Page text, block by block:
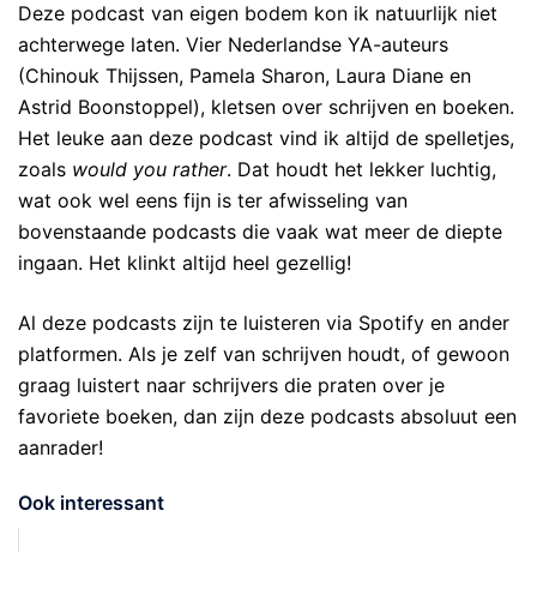
Deze podcast van eigen bodem kon ik natuurlijk niet
achterwege laten. Vier Nederlandse YA-auteurs
(Chinouk Thijssen, Pamela Sharon, Laura Diane en
Astrid Boonstoppel), kletsen over schrijven en boeken.
Het leuke aan deze podcast vind ik altijd de spelletjes,
zoals would you rather. Dat houdt het lekker luchtig,
wat ook wel eens fijn is ter afwisseling van
bovenstaande podcasts die vaak wat meer de diepte
ingaan. Het klinkt altijd heel gezellig!
Al deze podcasts zijn te luisteren via Spotify en ander
platformen. Als je zelf van schrijven houdt, of gewoon
graag luistert naar schrijvers die praten over je
favoriete boeken, dan zijn deze podcasts absoluut een
aanrader!
Ook interessant